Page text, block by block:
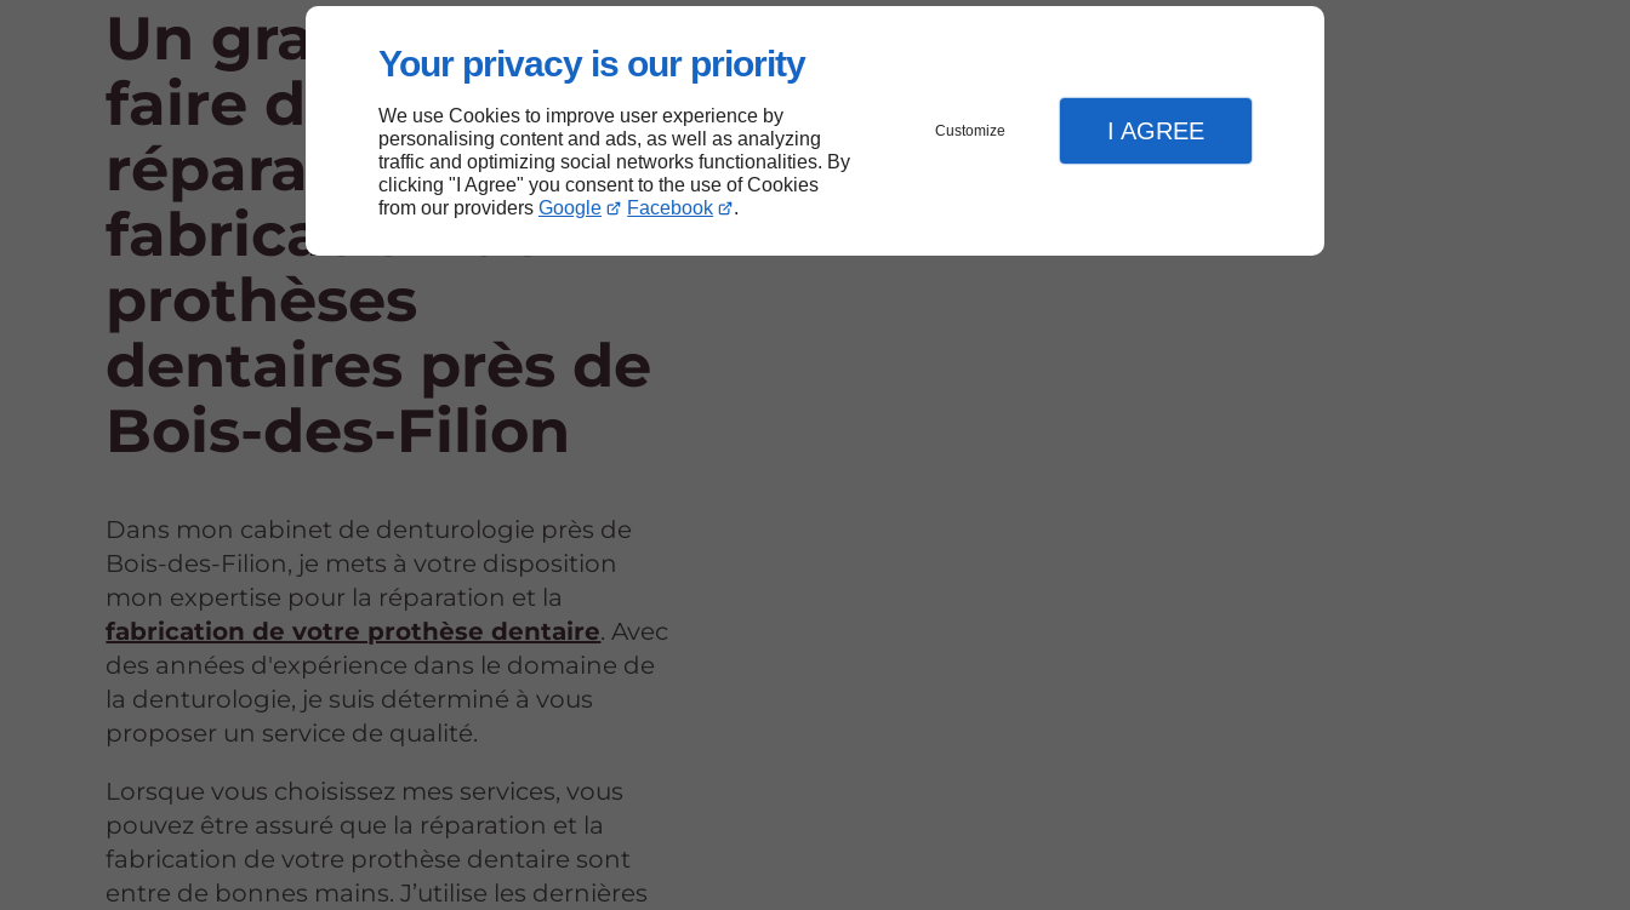
Your privacy is our priority
We use Cookies to improve user experience by
personalising content and ads, as well as analyzing
traffic and optimizing social networks functionalities. By
clicking "I Agree" you consent to the use of Cookies
from our providers Google Facebook .
Customize I AGREE
Un grand savoir-
faire dans la
réparation et la
fabrication de
prothèses
dentaires près de
Bois-des-Filion
Dans mon cabinet de denturologie près de
Bois-des-Filion, je mets à votre disposition
mon expertise pour la réparation et la
fabrication de votre prothèse dentaire. Avec
des années d'expérience dans le domaine de
la denturologie, je suis déterminé à vous
proposer un service de qualité.
Lorsque vous choisissez mes services, vous
pouvez être assuré que la réparation et la
fabrication de votre prothèse dentaire sont
entre de bonnes mains. J’utilise les dernières